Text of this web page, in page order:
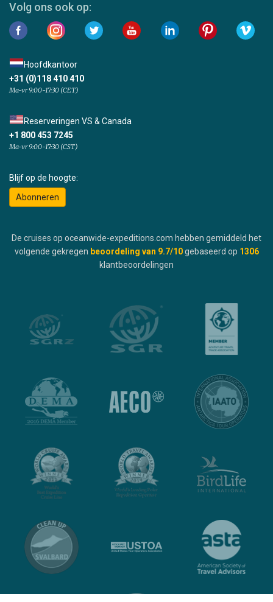
Volg ons ook op:
Hoofdkantoor
+31 (0)118 410 410
Ma-vr 9:00-17:30 (CET)
Reserveringen VS & Canada
+1 800 453 7245
Ma-vr 9:00-17:30 (CST)
Blijf op de hoogte:
Abonneren
De cruises op oceanwide-expeditions.com hebben gemiddeld het
volgende gekregen beoordeling van 9.7/10 gebaseerd op 1306
klantbeoordelingen